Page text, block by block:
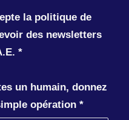
la politique de
des newsletters
*
un humain, donnez
opération*